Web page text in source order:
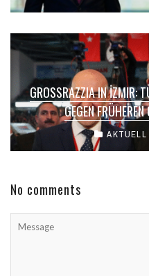
GROSSRAZZIA IN İZMIR:
EGEN FRÜHEREN
AKTUELL
No comments